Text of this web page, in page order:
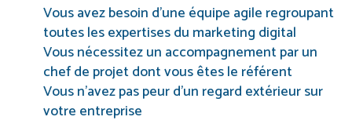
Vous avez besoin d’une équipe agile regroupant
toutes les expertises du marketing digital
Vous nécessitez un accompagnement par un
chef de projet dont vous êtes le référent
Vous n’avez pas peur d’un regard extérieur sur
votre entreprise